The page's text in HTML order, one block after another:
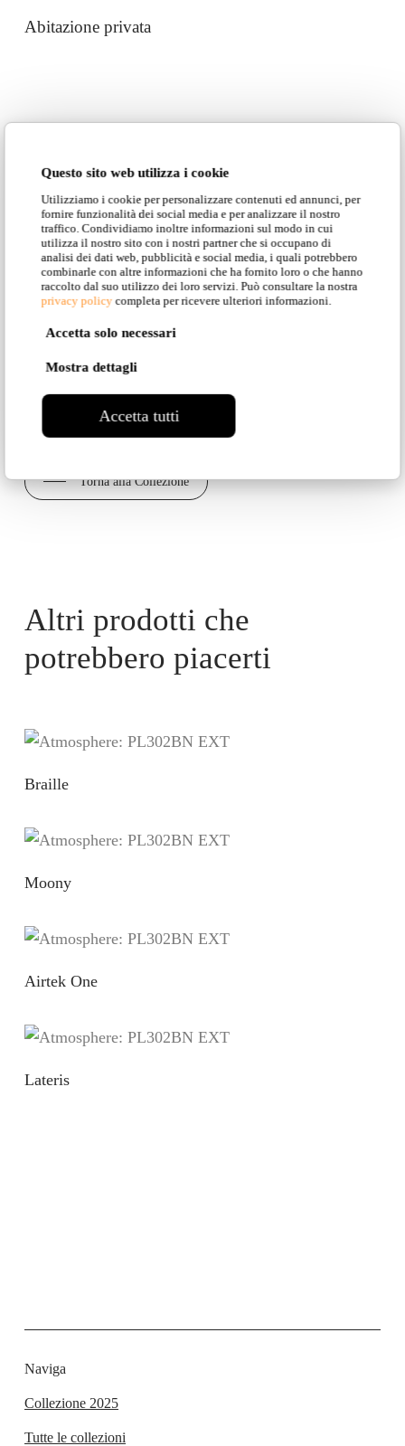
Questo sito web utilizza i cookie
Utilizziamo i cookie per personalizzare contenuti ed annunci, per
fornire funzionalità dei social media e per analizzare il nostro
traffico. Condividiamo inoltre informazioni sul modo in cui
utilizza il nostro sito con i nostri partner che si occupano di
analisi dei dati web, pubblicità e social media, i quali potrebbero
combinarle con altre informazioni che ha fornito loro o che hanno
raccolto dal suo utilizzo dei loro servizi. Può consultare la nostra
privacy policy completa per ricevere ulteriori informazioni.
Accetta solo necessari
Mostra dettagli
Accetta tutti
Abitazione privata
SCOPRI TUTTI I
MODELLI
PRESENTI IN
QUESTA
COLLEZIONE
Torna alla Collezione
Altri prodotti che
potrebbero piacerti
Braille
Moony
Airtek One
Lateris
Naviga
Collezione 2025
Tutte le collezioni